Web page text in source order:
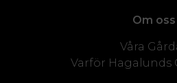
Om oss
Våra
Varför Hagalunds